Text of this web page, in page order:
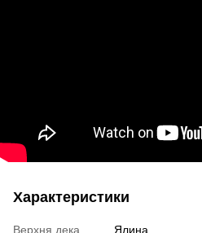
Характеристики
Верхня дека
Ялина